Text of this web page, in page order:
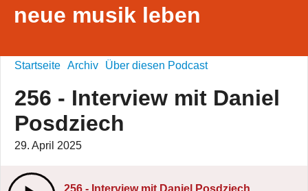
neue musik leben
Startseite Archiv Über diesen Podcast
256 - Interview mit Daniel
Posdziech
29. April 2025